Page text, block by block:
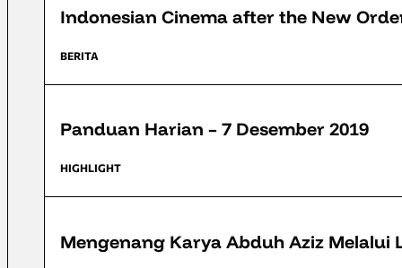
Indonesian Cinema after the New
BERITA
Panduan Harian – 7 Desember 2019
HIGHLIGHT
Mengenang Karya Abduh Aziz